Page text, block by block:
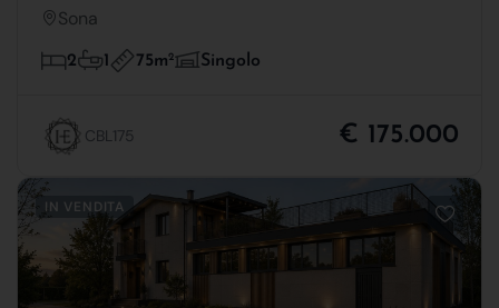
Sona
2 1 75m2 Singolo
CBL175 € 175.000
IN VENDITA